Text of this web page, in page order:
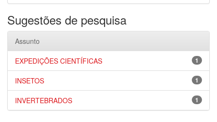
Sugestões de pesquisa
Assunto
1
EXPEDIÇÕES CIENTÍFICAS
1
INSETOS
1
INVERTEBRADOS